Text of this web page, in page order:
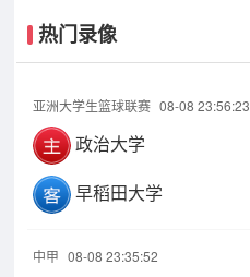
热门录像
亚洲大学生篮球联赛 08-08 23:56:23
政治大学
早稻田大学
中甲 08-08 23:35:52